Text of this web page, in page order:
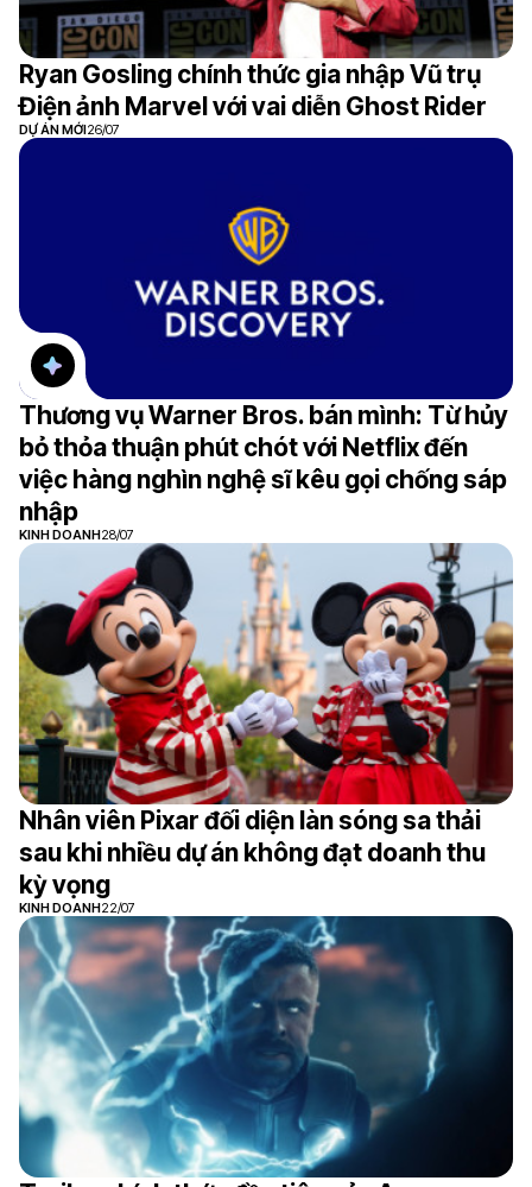
Ryan Gosling chính thức gia nhập Vũ trụ
Điện ảnh Marvel với vai diễn Ghost Rider
DỰ ÁN MỚI26/07
Thương vụ Warner Bros. bán mình: Từ hủy
bỏ thỏa thuận phút chót với Netflix đến
việc hàng nghìn nghệ sĩ kêu gọi chống sáp
nhập
KINH DOANH28/07
Nhân viên Pixar đối diện làn sóng sa thải
sau khi nhiều dự án không đạt doanh thu
kỳ vọng
KINH DOANH22/07